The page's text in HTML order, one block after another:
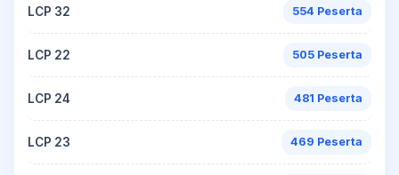
LCP 32 554 Peserta
LCP 22 505 Peserta
LCP 24 481 Peserta
LCP 23 469 Peserta